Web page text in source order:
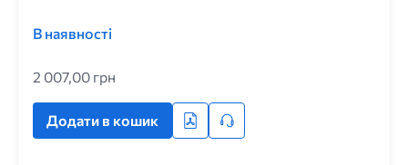
В наявності
2 007,00 грн
Додати в кошик